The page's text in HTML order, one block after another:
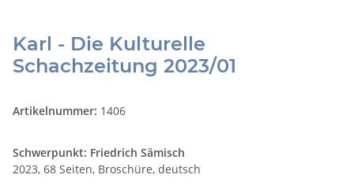
Karl - Die Kulturelle
Schachzeitung 2023/01
Artikelnummer: 1406
Schwerpunkt: Friedrich Sämisch
2023, 68 Seiten, Broschüre, deutsch